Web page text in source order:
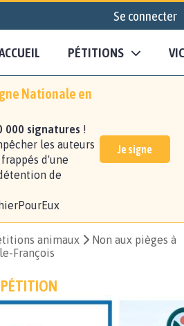
Se connecter
PÉTITIONS
Nationale en
000 signatures !
les auteurs
d'une
de
Je signe
animaux
Non aux pièges à
François
PÉTITION